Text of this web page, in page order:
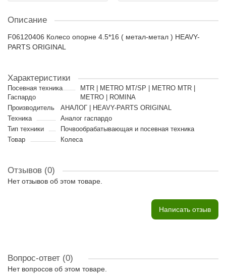
Описание
F06120406 Колесо опорне 4.5*16 ( метал-метал ) HEAVY-
PARTS ORIGINAL
Характеристики
Посевная техника
Гаспардо
MTR | METRO MT/SP | METRO MTR |
METRO | ROMINA
Производитель
АНАЛОГ | HEAVY-PARTS ORIGINAL
Техника
Аналог гаспардо
Тип техники
Почвообрабатывающая и посевная техника
Товар
Колеса
Отзывов (0)
Нет отзывов об этом товаре.
Написать отзыв
Вопрос-ответ (0)
Нет вопросов об этом товаре.